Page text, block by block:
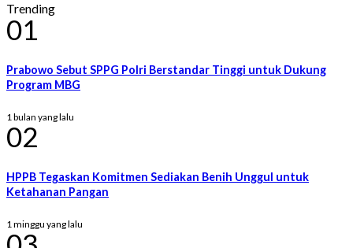
Trending
01
Prabowo Sebut SPPG Polri Berstandar Tinggi untuk Dukung
Program MBG
1 bulan yang lalu
02
HPPB Tegaskan Komitmen Sediakan Benih Unggul untuk
Ketahanan Pangan
1 minggu yang lalu